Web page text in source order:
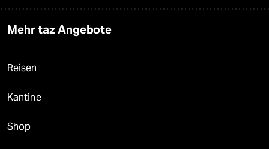
Mehr taz Angebote
Reisen
Kantine
Shop